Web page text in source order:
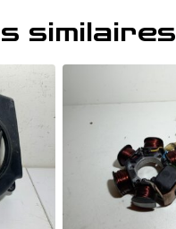
similaires